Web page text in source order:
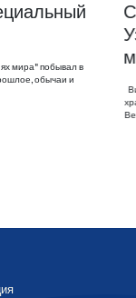
мира" побывал в
обычаи и